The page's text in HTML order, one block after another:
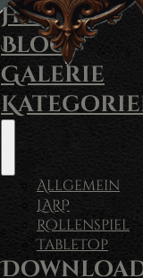
Home
Blog
Galerie
Allgemein
LARP
Rollenspiel
Tabletop